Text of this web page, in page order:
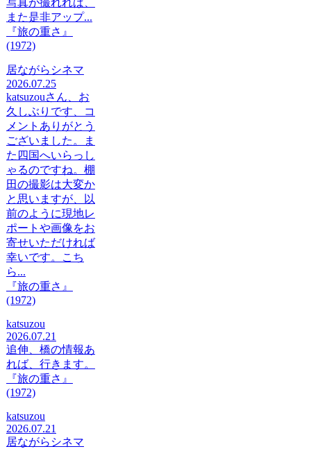
写真が撮れれば、
また是非アップ...
『旅の重さ』
(1972)
居ながらシネマ
2026.07.25
katsuzouさん、お
久しぶりです、コ
メントありがとう
ございました。ま
た四国へいらっし
ゃるのですね。棚
田の撮影は大変か
と思いますが、以
前のように現地レ
ポートや画像をお
寄せいただければ
幸いです。こち
ら...
『旅の重さ』
(1972)
katsuzou
2026.07.21
追伸、橋の情報あ
れば、行きます。
『旅の重さ』
(1972)
katsuzou
2026.07.21
居ながらシネマ